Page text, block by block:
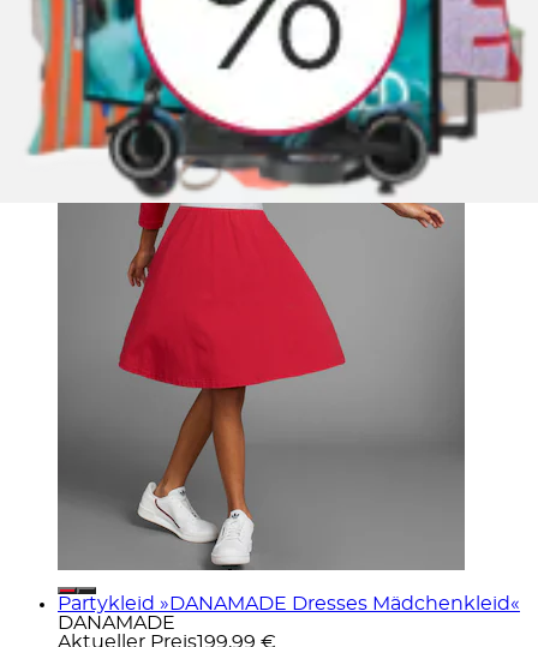
Partykleid »DANAMADE Dresses Mädchenkleid«
DANAMADE
Aktueller Preis199,99 €